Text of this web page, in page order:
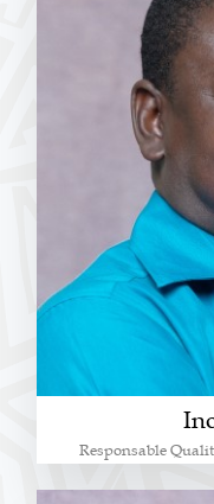
Responsable